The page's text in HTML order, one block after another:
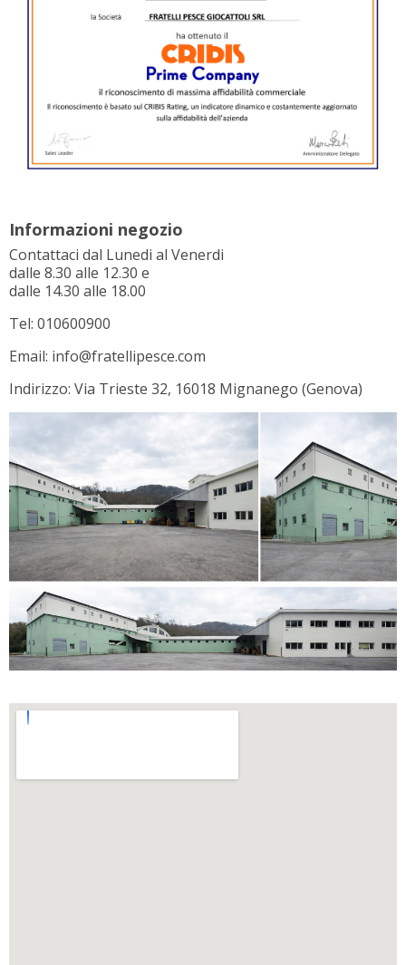
Informazioni negozio
Contattaci dal Lunedi al Venerdi
dalle 8.30 alle 12.30 e
dalle 14.30 alle 18.00
Tel: 010600900
Email: info@fratellipesce.com
Indirizzo: Via Trieste 32, 16018 Mignanego (Genova)